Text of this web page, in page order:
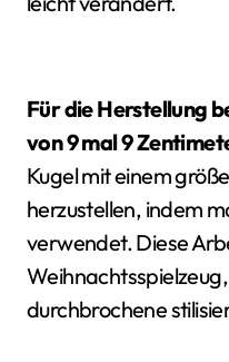
Für die Herstellung
von 9 mal 9
Kugel mit einem
herzustellen, indem
verwendet. Diese
durchbrochene